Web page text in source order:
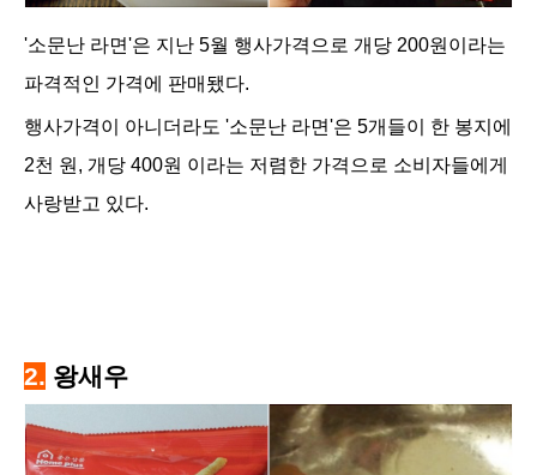
'소문난 라면'은 지난 5월 행사가격으로 개당 200원이라는
파격적인 가격에 판매됐다.
행사가격이 아니더라도 '소문난 라면'은 5개들이 한 봉지에
2천 원, 개당 400원 이라는 저렴한 가격으로 소비자들에게
사랑받고 있다.
2. 왕새우